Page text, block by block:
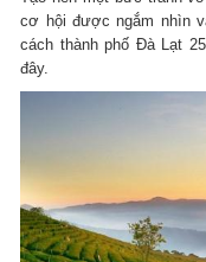
cơ hội được ngắm nhìn
cách thành phố Đà Lạt
đây.